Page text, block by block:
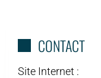
CONTACT
Site Internet :